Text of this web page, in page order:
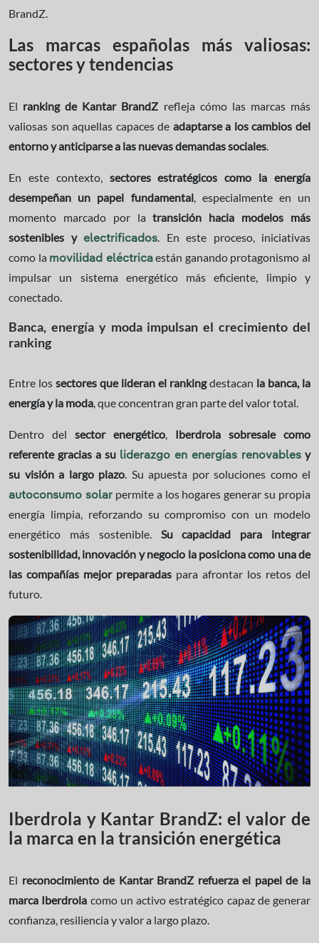
BrandZ.
Las marcas españolas más valiosas:
sectores y tendencias
El ranking de Kantar BrandZ refleja cómo las marcas más
valiosas son aquellas capaces de adaptarse a los cambios del
entorno y anticiparse a las nuevas demandas sociales.
En este contexto, sectores estratégicos como la energía
desempeñan un papel fundamental, especialmente en un
momento marcado por latransición hacia modelos más
sostenibles y electrificados. En este proceso, iniciativas
como la movilidad eléctricaestán ganando protagonismo al
impulsar un sistema energético más eficiente, limpio y
conectado.
Banca, energía y moda impulsan el crecimiento del
ranking
Entre los sectores que lideran el rankingdestacan la banca, la
energía y la moda, que concentran gran parte del valor total.
Dentro del sector energético, Iberdrola sobresale como
referente gracias a su liderazgo en energías renovables y
su visión a largo plazo. Su apuesta por soluciones como el
autoconsumo solarpermite a los hogares generar su propia
energía limpia, reforzando su compromiso con un modelo
energético más sostenible.Su capacidad para integrar
sostenibilidad, innovación y negocio la posiciona como una de
las compañías mejor preparadas para afrontar los retos del
futuro.
Iberdrola y Kantar BrandZ: el valor de
la marca en la transición energética
El reconocimiento de Kantar BrandZ refuerza el papel de la
marca Iberdrola como un activo estratégico capaz de generar
confianza, resiliencia y valor a largo plazo.